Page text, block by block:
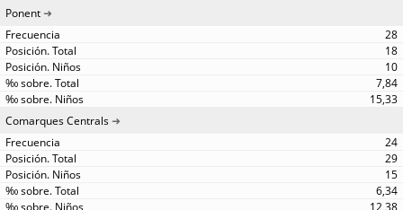
Ponent
28
18
10
7,84
15,33
Comarques Centrals
24
29
15
6,34
12,38